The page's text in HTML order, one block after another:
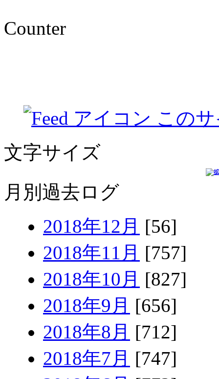
Counter
この
文字サイズ
月別過去ログ
2018年12月 [56]
2018年11月 [757]
2018年10月 [827]
2018年9月 [656]
2018年8月 [712]
2018年7月 [747]